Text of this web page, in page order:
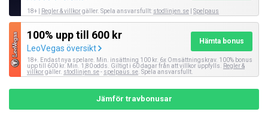
18+ | Regler & villkorgäller. Spela ansvarsfullt: stodlinjen.se Spelpaus
100% upp till 600 kr
LeoVegas översikt
Hämta bonus
18+. Endast nya spelare. Min. insättning 100 kr. 6x Omsättningskrav. 100% bonus
upp till 600 kr. Min. 1,80 odds. Giltigt i 60 dagar från att villkor uppfylls.
Regler &
villkorgäller. stodlinjen.se- spelpaus.se . Spela ansvarsfullt.
Jämför travbonusar